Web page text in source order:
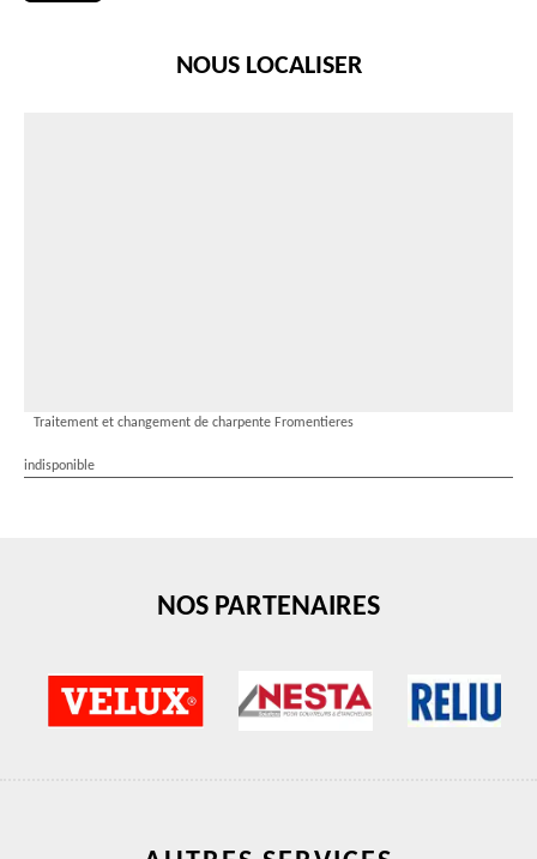
NOUS LOCALISER
Traitement et changement de charpente Fromentieres
indisponible
NOS PARTENAIRES